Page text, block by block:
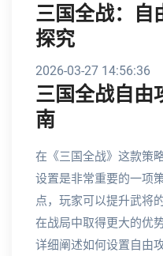
三国全战：自
探究
2026-03-27 14:56:36
三国全战自由
南
在《三国全战》这款策
设置是非常重要的一项
点，玩家可以提升武将
在战局中取得更大的优
详细阐述如何设置自由